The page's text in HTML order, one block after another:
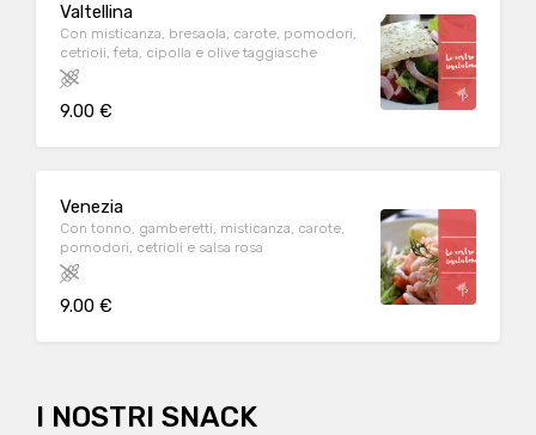
Valtellina
Con misticanza, bresaola, carote, pomodori,
cetrioli, feta, cipolla e olive taggiasche
9.00 €
Venezia
Con tonno, gamberetti, misticanza, carote,
pomodori, cetrioli e salsa rosa
9.00 €
I NOSTRI SNACK